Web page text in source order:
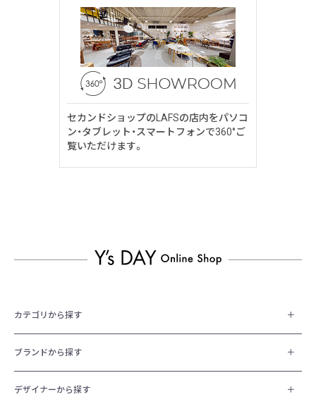
セカンドショップのLAFSの店内をパソコ
ン・タブレット・スマートフォンで360°ご
覧いただけます。
カテゴリから探す
ブランドから探す
デザイナーから探す